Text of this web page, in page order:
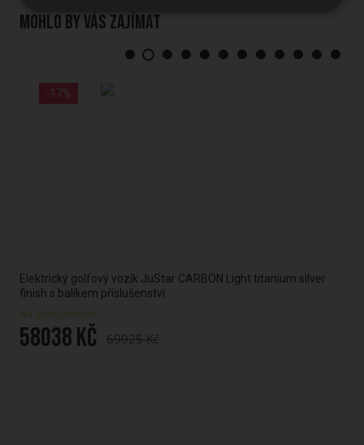
Mohlo by vás zajímat
-17%
Elektrický golfový vozík JuStar CARBON Light titanium silver
finish s balíkem příslušenství
Na doobjednání
58038 Kč 69925 Kč